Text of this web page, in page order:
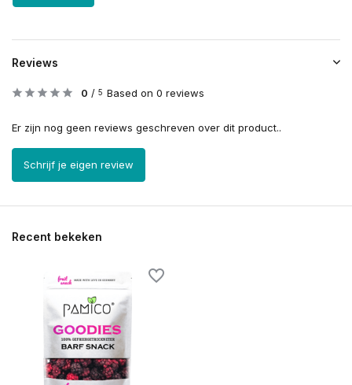
Reviews
0 / 5 Based on 0 reviews
Er zijn nog geen reviews geschreven over dit product..
Schrijf je eigen review
Recent bekeken